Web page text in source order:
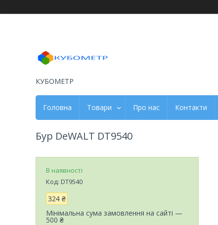
КУБОМЕТР
Головна Товари Про нас Контакти
Бур DeWALT DT9540
В наявності
Код: DT9540
324 ₴
Мінімальна сума замовлення на сайті —
500 ₴